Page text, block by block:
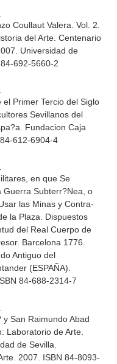
Coullaut Valera. Vol. 2.
del Arte. Centenario
. Universidad de
692-5660-2
Primer Tercio del Siglo
Sevillanos del
Fundacion Caja
612-6904-4
en que Se
Guerra Subterr?Nea, o
las Minas y Contra-
la Plaza. Dispuestos
del Real Cuerpo de
Barcelona 1776.
Antiguo del
(ESPAÑA).
84-688-2314-7
San Raimundo Abad
Laboratorio de Arte.
de Sevilla.
2007. ISBN 84-8093-